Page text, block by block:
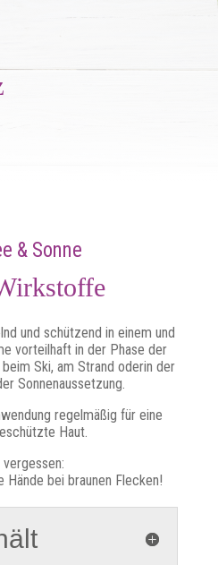
& Sonne
und schützend in einem und
vorteilhaft in der Phase der
Ski, am Strand oderin der
Sonnenaussetzung.
regelmäßig für eine
Haut.
vergessen:
Hände bei braunen Flecken!